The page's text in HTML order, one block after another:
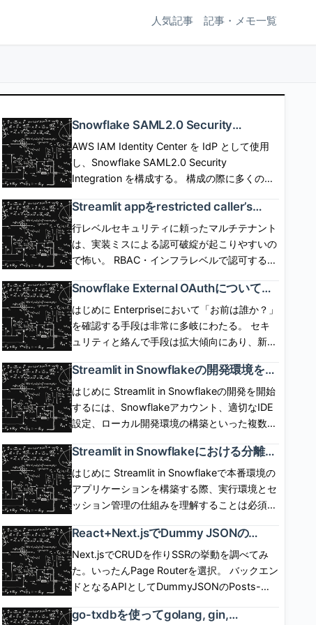
人気記事 記事・メモ一覧
Snowflake SAML2.0 Security
Integrationを使用したSP/IdP Initiated
SAML Federationと構成の詳細
AWS IAM Identity Center を IdP として使用
し、Snowflake SAML2.0 Security
Integration を構成する。 構成の際に多くのパ
の意味について深掘りしてみる。 この記事は
自分の学び用なので、事実の確認、説明用画像
作成のために生成AIを使用するが、 記事の作
成、校正には使用しない。 [arst_toc
SSOボタンなどを配置して、SSOボタン押下で
SSO認証とSPログインを開始するフロー。
SP,User,IdP間の呼び出しシーケンスは下図の
通り。 IdP起点(IdP initiated) flow IdP側にロ
グインボタンを配置して、ログインボタン押下
でIdP認証とSPログインを開始するフロー。
SP,User,IdP間の呼び出しシーケンスは下図の
通り。 ログアウト SP側のセッションと、IdP
側のセッションは独立している。SP起点、IdP
起点のいずれにおいても、 基本的には、片方
をログアウトしたからといってもう片方が勝手
にログアウトしたりしない。 ChromeでSP起
点でフェデレーションログインした後、
ChromeでSPのセッションをログアウトした場
合、 IdP側のセッションはまだ生きているの
で、Chromeで再度フェデレーションを開始し
たとき、 IdP側の認証は走らず、SPにログイン
できる。 ChromeでSP起点でフェデレーショ
ンした後、SafariでSP起点でフェデレーション
したとき、 Chromeでログアウトしたとして
も、Safariのセッションはログアウトしないた
Streamlit appをrestricted caller’s
rightsで動作させる場合にコンテナイ
ンスタンスが必須となる背景を考えた
話
行レベルセキュリティに頼ったマルチテナント
は、実装ミスによる認可破綻が起こりやすいの
で怖い。 RBAC・インフラレベルで認可する仕
ずに、 Snowflakeに認可の安全性を移譲でき
る。 しかし、これまでStreamlit in Snowflake
ではOwner\'s rightsでしか動作せず、 実現が
できなかった。6月1日に「Restricted caller\'s
で Streamlit を動作させられるようになった。
ただし、コンテナインスタンスが必須となる。
どういう仕組みで機能するのか気になったので
調べてみた。 [arst_toc tag=\"h4\"] Restricted
caller\'s rightsが一般提供(GA)された これま
で、ストアドプロシージャ、SPCSサービス、
Streamlit in SnowflakeアプリはOwner\'s
role、 すなわち、リソースの所有者の権限でし
か動作させることができなかった。 2026年6
月1日に「Restricted caller’s rights」がGAさ
れたことで、 これらのリソースをCaller\'s
role、すなわち呼び出し元権限で動作させるこ
とが可能となった。 呼び出し元の権限次第
で、Snowflake側のガバナンスが全く効かな
い、という世界線は存在せず、 「呼び出し元
の権限」に対して「別のロールによる許可」で
Snowflake External OAuthについての
公式ドキュメントを読んでみた話
はじめに Enterpriseにおいて「お前は誰か？」
を確認する手段は非常に多岐にわたる。 セキ
ュリティと絡んで手段は拡大傾向にあり、新し
い。 自前で認証情報を保有、管理し、セキュ
リティの保証を担保した手順を用意するのは不
可能に近い。 現実的には認証情報の保有と管
理、および認証手段を専用のプラットフォーム
スはIdP(Identity Provider)が面倒を見てくれ
る。 SnowflakeはIdPと薄く関係して、IdPに
よる認証結果を使い回すことができる。
SnowflakeはIdPがどういったプロセスで認証
したのかは一切関与しない。 認証後、「お前
にこの権限を与えて良いか？」を実装しなけれ
ばならない場合、 アプリ側に機能サポートが
なければ、コードでそれを保証しなければなら
ない。 Snowflakeは、ここをExternal OAuth
統合として汎化しフルにサポートしている。
具体的には、SnowflakeはExternal OAuth統合
Streamlit in Snowflakeの開発環境を整
備して初めてのアプリケーションを実
装した話
はじめに Streamlit in Snowflakeの開発を開始
するには、Snowflakeアカウント、適切なIDE
設定、ローカル開発環境の構築といった複数の
認、アプリケーション実装といった標準的なセ
ットアップ手順をまとめる。 前提条件と必須
の準備作業 Streamlit in Snowflakeの開発を始
める前に、複数の前提条件を満たす必要があ
へのアクセス - 有効なSnowflakeアカウント
と、CREATE APPLICATION PACKAGE 権限
を持つロールが必須である。ロール設計を行
い、この権限を付与したカスタムロールを使用
する Pythonの開発環境 - Python 3.8以上がイ
ンストールされており、pipやcondaといった
Streamlit in Snowflakeにおける分離コ
ンテナ環境とセッション管理の仕組み
を理解した話
はじめに Streamlit in Snowflakeで本番環境の
アプリケーションを構築する際、実行環境とセ
ッション管理の仕組みを理解することは必須で
Snowflake統合版はSnowflakeの管理するコン
テナ内で実行され、アプリケーションのライフ
サイクル、パフォーマンス特性、状態管理が大
きく異なる。本稿では、この実行モデルの核心
要な知識を整理する。標準的なStreamlitの開発
React+Next.jsでDummy JSONの
CRUDをCSR/SSRの両方で作成して違
いを調べてみた話
Next.jsでCRUDを作りSSRの挙動を調べてみ
た。いったんPage Routerを選択。 バックエン
ドとなるAPIとしてDummyJSONのPosts-
除が用意される。ただし更新、削除はダミーで
go-txdbを使ってgolang, gin,